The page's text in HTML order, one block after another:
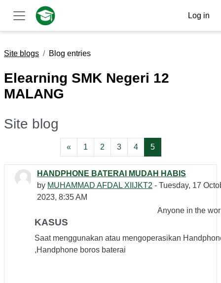
Skip to main content
Side panel
Log in
Site blogs Blog entries
Elearning SMK Negeri 12
MALANG
Site blog
«Previous page
1 Page 1
2Page 2
3Page 3
4Page 4
5Page 5
HANDPHONE BATERAI MUDAH HABIS
by MUHAMMAD AFDAL XIIJKT2 - Tuesday, 17
2023, 8:35 AM
Anyone in the
KASUS
Saat menggunakan atau mengoperasikan
,Handphone boros baterai